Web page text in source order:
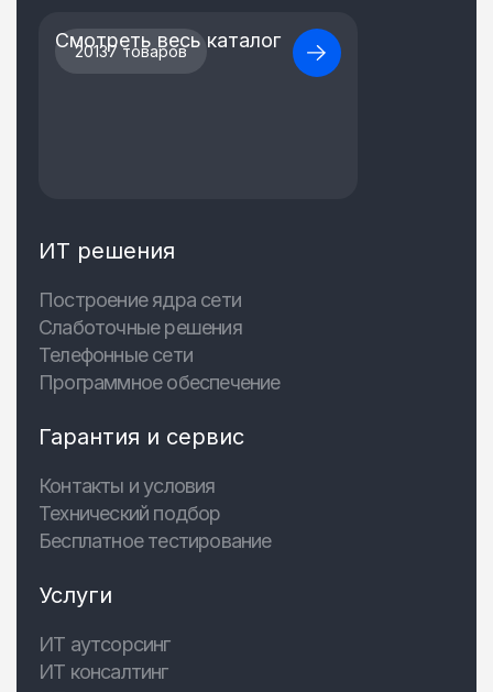
20137 товаров
Смотреть весь каталог
ИТ решения
Построение ядра сети
Слаботочные решения
Телефонные сети
Программное обеспечение
Гарантия и сервис
Контакты и условия
Технический подбор
Бесплатное тестирование
Услуги
ИТ аутсорсинг
ИТ консалтинг